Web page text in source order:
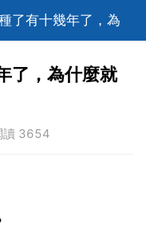
了有十幾年了，為
了，為什麼就
3654